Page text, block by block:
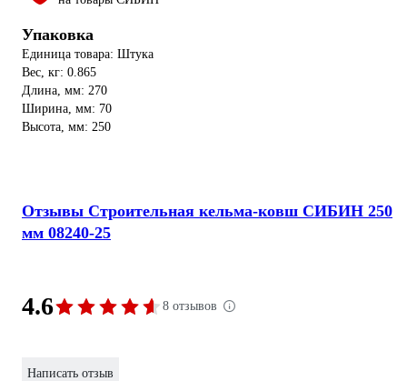
Упаковка
Единица товара: Штука
Вес, кг: 0.865
Длина, мм: 270
Ширина, мм: 70
Высота, мм: 250
Отзывы Строительная кельма-ковш СИБИН 250
мм 08240-25
4.6 8 отзывов
Написать отзыв